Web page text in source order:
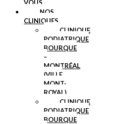
VOUS
NOS
CLINIQUES
CLINIQUE
PODIATRIQUE
BOURQUE
–
MONTRÉAL
(VILLE
MONT-
ROYAL)
CLINIQUE
PODIATRIQUE
BOURQUE